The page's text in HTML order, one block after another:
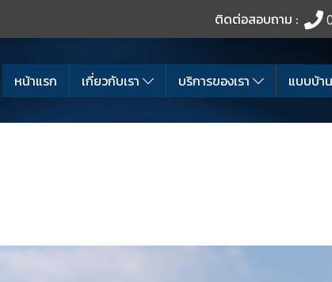
ติดต่อสอบถาม :
หน้าแรก เกี่ยวกับเรา บริการของเรา แบบบ้า